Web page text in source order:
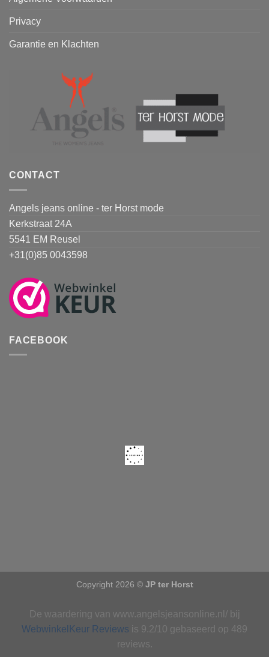
Privacy
Garantie en Klachten
CONTACT
Angels jeans online - ter Horst mode
Kerkstraat 24A
5541 EM Reusel
+31(0)85 0043598
FACEBOOK
Copyright 2026 © JP ter Horst
De waardering van www.angelsjeansonline.nl/ bij
WebwinkelKeur Reviews is 9.2/10 gebaseerd op 489
reviews.